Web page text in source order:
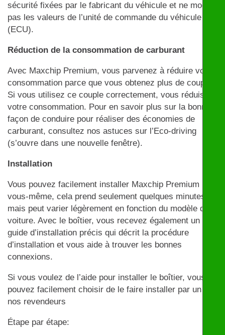
sécurité fixées par le fabricant du véhicule et ne modifie
pas les valeurs de l’unité de commande du véhicule
(ECU).
Réduction de la consommation de carburant
Avec Maxchip Premium, vous parvenez à réduire votre
consommation parce que vous obtenez plus de couple.
Si vous utilisez ce couple correctement, vous réduisez
votre consommation. Pour en savoir plus sur la bonne
façon de conduire pour réaliser des économies de
carburant, consultez nos astuces sur l’Eco-driving
(s’ouvre dans une nouvelle fenêtre).
Installation
Vous pouvez facilement installer Maxchip Premium par
vous-même, cela prend seulement quelques minutes
mais peut varier légèrement en fonction du modèle de
voiture. Avec le boîtier, vous recevez également un
guide d’installation précis qui décrit la procédure
d’installation et vous aide à trouver les bonnes
connexions.
Si vous voulez de l’aide pour installer le boîtier, vous
pouvez facilement choisir de le faire installer par un de
nos revendeurs
Étape par étape: